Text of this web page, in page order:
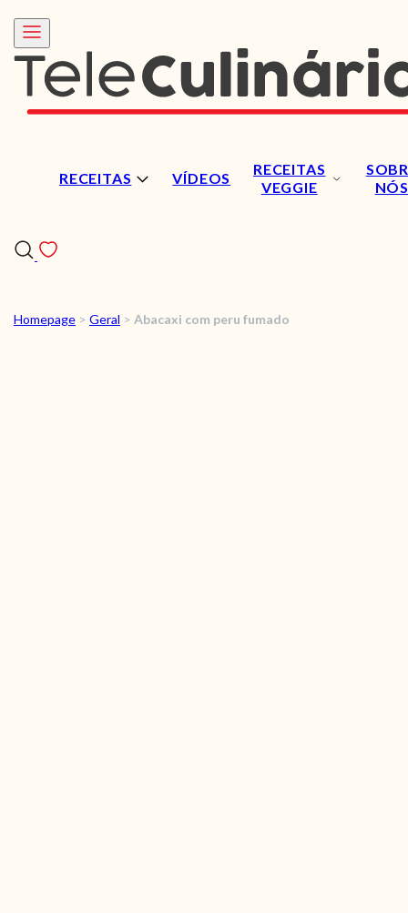
RECEITAS VÍDEOS
RECEITAS
VEGGIE
NÓS
RECEITAS
Homepage > Geral > Abacaxi com peru fumado